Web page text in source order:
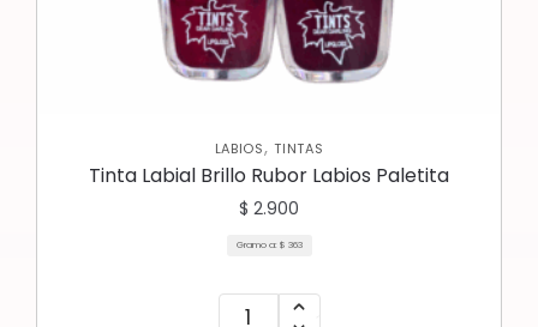
LABIOS,TINTAS
Tinta Labial Brillo Rubor Labios Paletita
$ 2.900
Gramo a: $ 363